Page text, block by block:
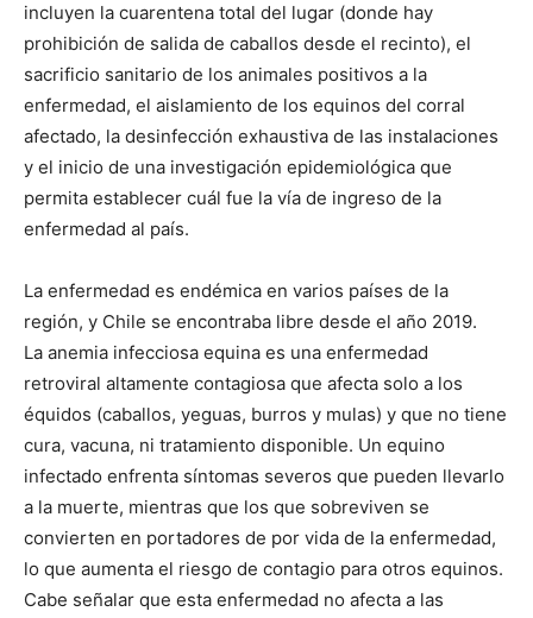
incluyen la cuarentena total del lugar (donde hay
prohibición de salida de caballos desde el recinto), el
sacrificio sanitario de los animales positivos a la
enfermedad, el aislamiento de los equinos del corral
afectado, la desinfección exhaustiva de las instalaciones
y el inicio de una investigación epidemiológica que
permita establecer cuál fue la vía de ingreso de la
enfermedad al país.
La enfermedad es endémica en varios países de la
región, y Chile se encontraba libre desde el año 2019.
La anemia infecciosa equina es una enfermedad
retroviral altamente contagiosa que afecta solo a los
équidos (caballos, yeguas, burros y mulas) y que no tiene
cura, vacuna, ni tratamiento disponible. Un equino
infectado enfrenta síntomas severos que pueden llevarlo
a la muerte, mientras que los que sobreviven se
convierten en portadores de por vida de la enfermedad,
lo que aumenta el riesgo de contagio para otros equinos.
Cabe señalar que esta enfermedad no afecta a las